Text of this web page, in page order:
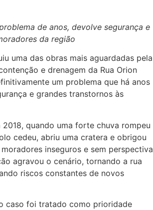
de anos, devolve segurança e
da região
uma das obras mais aguardadas pela
e drenagem da Rua Orion
um problema que há anos
e grandes transtornos às
quando uma forte chuva rompeu
cedeu, abriu uma cratera e obrigou
inseguros e sem perspectiva
agravou o cenário, tornando a rua
riscos constantes de novos
caso foi tratado como prioridade